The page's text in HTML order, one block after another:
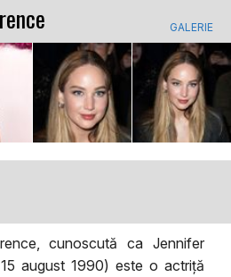
GALERIE
cunoscută ca Jennifer
august 1990) este o actriță